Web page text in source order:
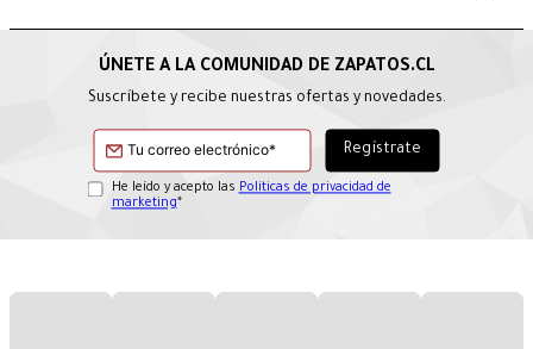
Suscríbete y recibe nuestras ofertas y novedades.
He leído y acepto las Políticas de privacidad de
marketing*